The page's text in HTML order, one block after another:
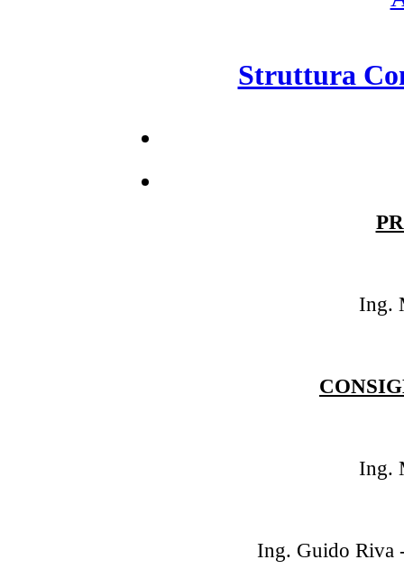
Struttura
Ing.
Ing.
Ing. Guido Riva